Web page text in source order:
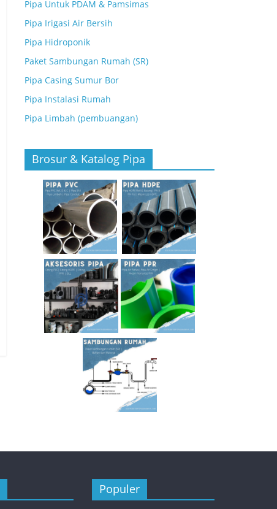
Pipa Untuk PDAM & Pamsimas
Pipa Irigasi Air Bersih
Pipa Hidroponik
Paket Sambungan Rumah (SR)
Pipa Casing Sumur Bor
Pipa Instalasi Rumah
Pipa Limbah (pembuangan)
Brosur & Katalog Pipa
Populer